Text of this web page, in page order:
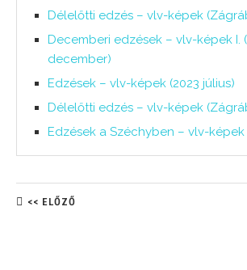
Délelőtti edzés – vlv-képek
Decemberi edzések – vlv-képek I.
december)
Edzések – vlv-képek (2023 július)
Délelőtti edzés – vlv-képek
Edzések a Széchyben – vlv-képek
<< ELŐZŐ